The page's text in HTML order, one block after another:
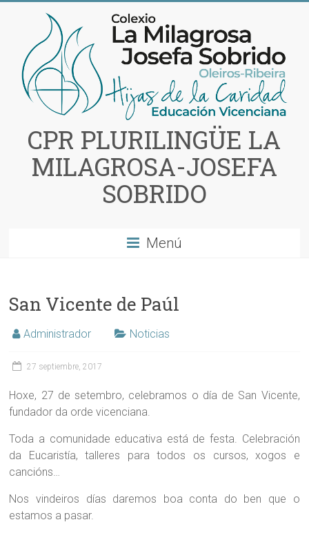
contenido
CPR PLURILINGÜE LA
MILAGROSA-JOSEFA
SOBRIDO
Menú
San Vicente de Paúl
Administrador Noticias
27 septiembre, 2017
Hoxe, 27 de setembro, celebramos o día de San Vicente,
fundador da orde vicenciana.
Toda a comunidade educativa está de festa. Celebración
da Eucaristía, talleres para todos os cursos, xogos e
cancións…
Nos vindeiros días daremos boa conta do ben que o
estamos a pasar.